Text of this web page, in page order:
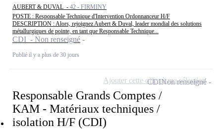
AUBERT & DUVAL - 42 - FIRMINY
POSTE : Responsable Technique d'Intervention Ordonnanceur H/F
DESCRIPTION : Alors, rejoignez Aubert & Duval, leader mondial des solutions
métallurgiques de pointe, en tant que Responsable Technique...
CDI - Non renseigné
Publié il y a plus de 30 jours
Responsable Grands Comptes /
KAM - Matériaux techniques /
isolation H/F (CDI)
CDINon renseigné
Ajouter cette offre à ma sélection